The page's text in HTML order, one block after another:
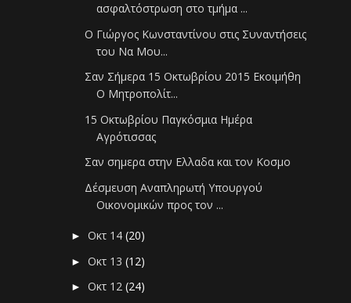
ασφαλτόστρωση στο τμήμα ...
Ο Γιώργος Κωνσταντίνου στις Συναντήσεις
του Να Μου...
Σαν Σήμερα 15 Οκτωβρίου 2015 Εκοιμήθη
Ο Μητροπολίτ...
15 Οκτωβρίου Παγκόσμια Ημέρα
Αγρότισσας
Σαν σημερα στην Ελλαδα και τον Κοσμο
Δέσμευση Αναπληρωτή Υπουργού
Οικονομικών προς τον ...
►Οκτ 14(20)
►Οκτ 13(12)
►Οκτ 12(24)